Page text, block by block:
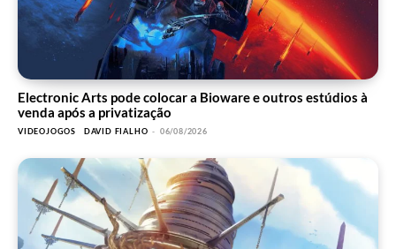
Electronic Arts pode colocar a Bioware e outros estúdios à
venda após a privatização
VIDEOJOGOS DAVID FIALHO - 06/08/2026